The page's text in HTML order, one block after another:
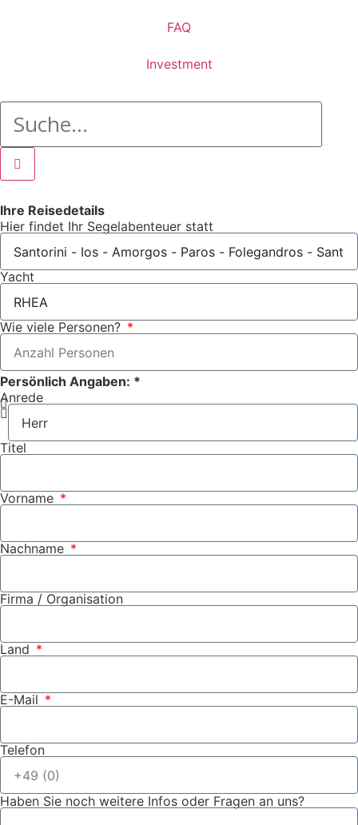
FAQ
Investment
Ihre Reisedetails
Hier findet Ihr Segelabenteuer statt
Yacht
Wie viele Personen?
Persönlich Angaben: *
Anrede
Titel
Vorname
Nachname
Firma / Organisation
Land
E-Mail
Telefon
Haben Sie noch weitere Infos oder Fragen an uns?